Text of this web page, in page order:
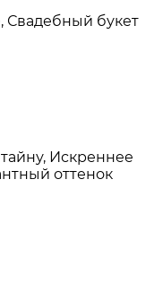
Свадебный букет
Искреннее
оттенок